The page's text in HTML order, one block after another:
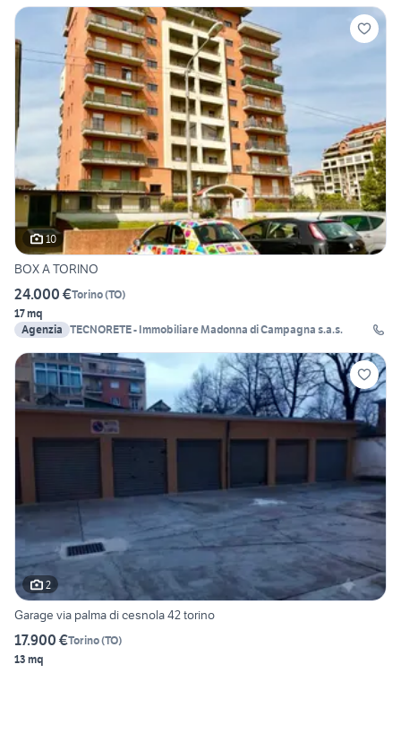
10
BOX A TORINO
24.000 €Torino(TO)
17 mq
Agenzia TECNORETE - Immobiliare Madonna di Campagna s.a.s.
2
Garage via palma di cesnola 42 torino
17.900 €Torino(TO)
13 mq